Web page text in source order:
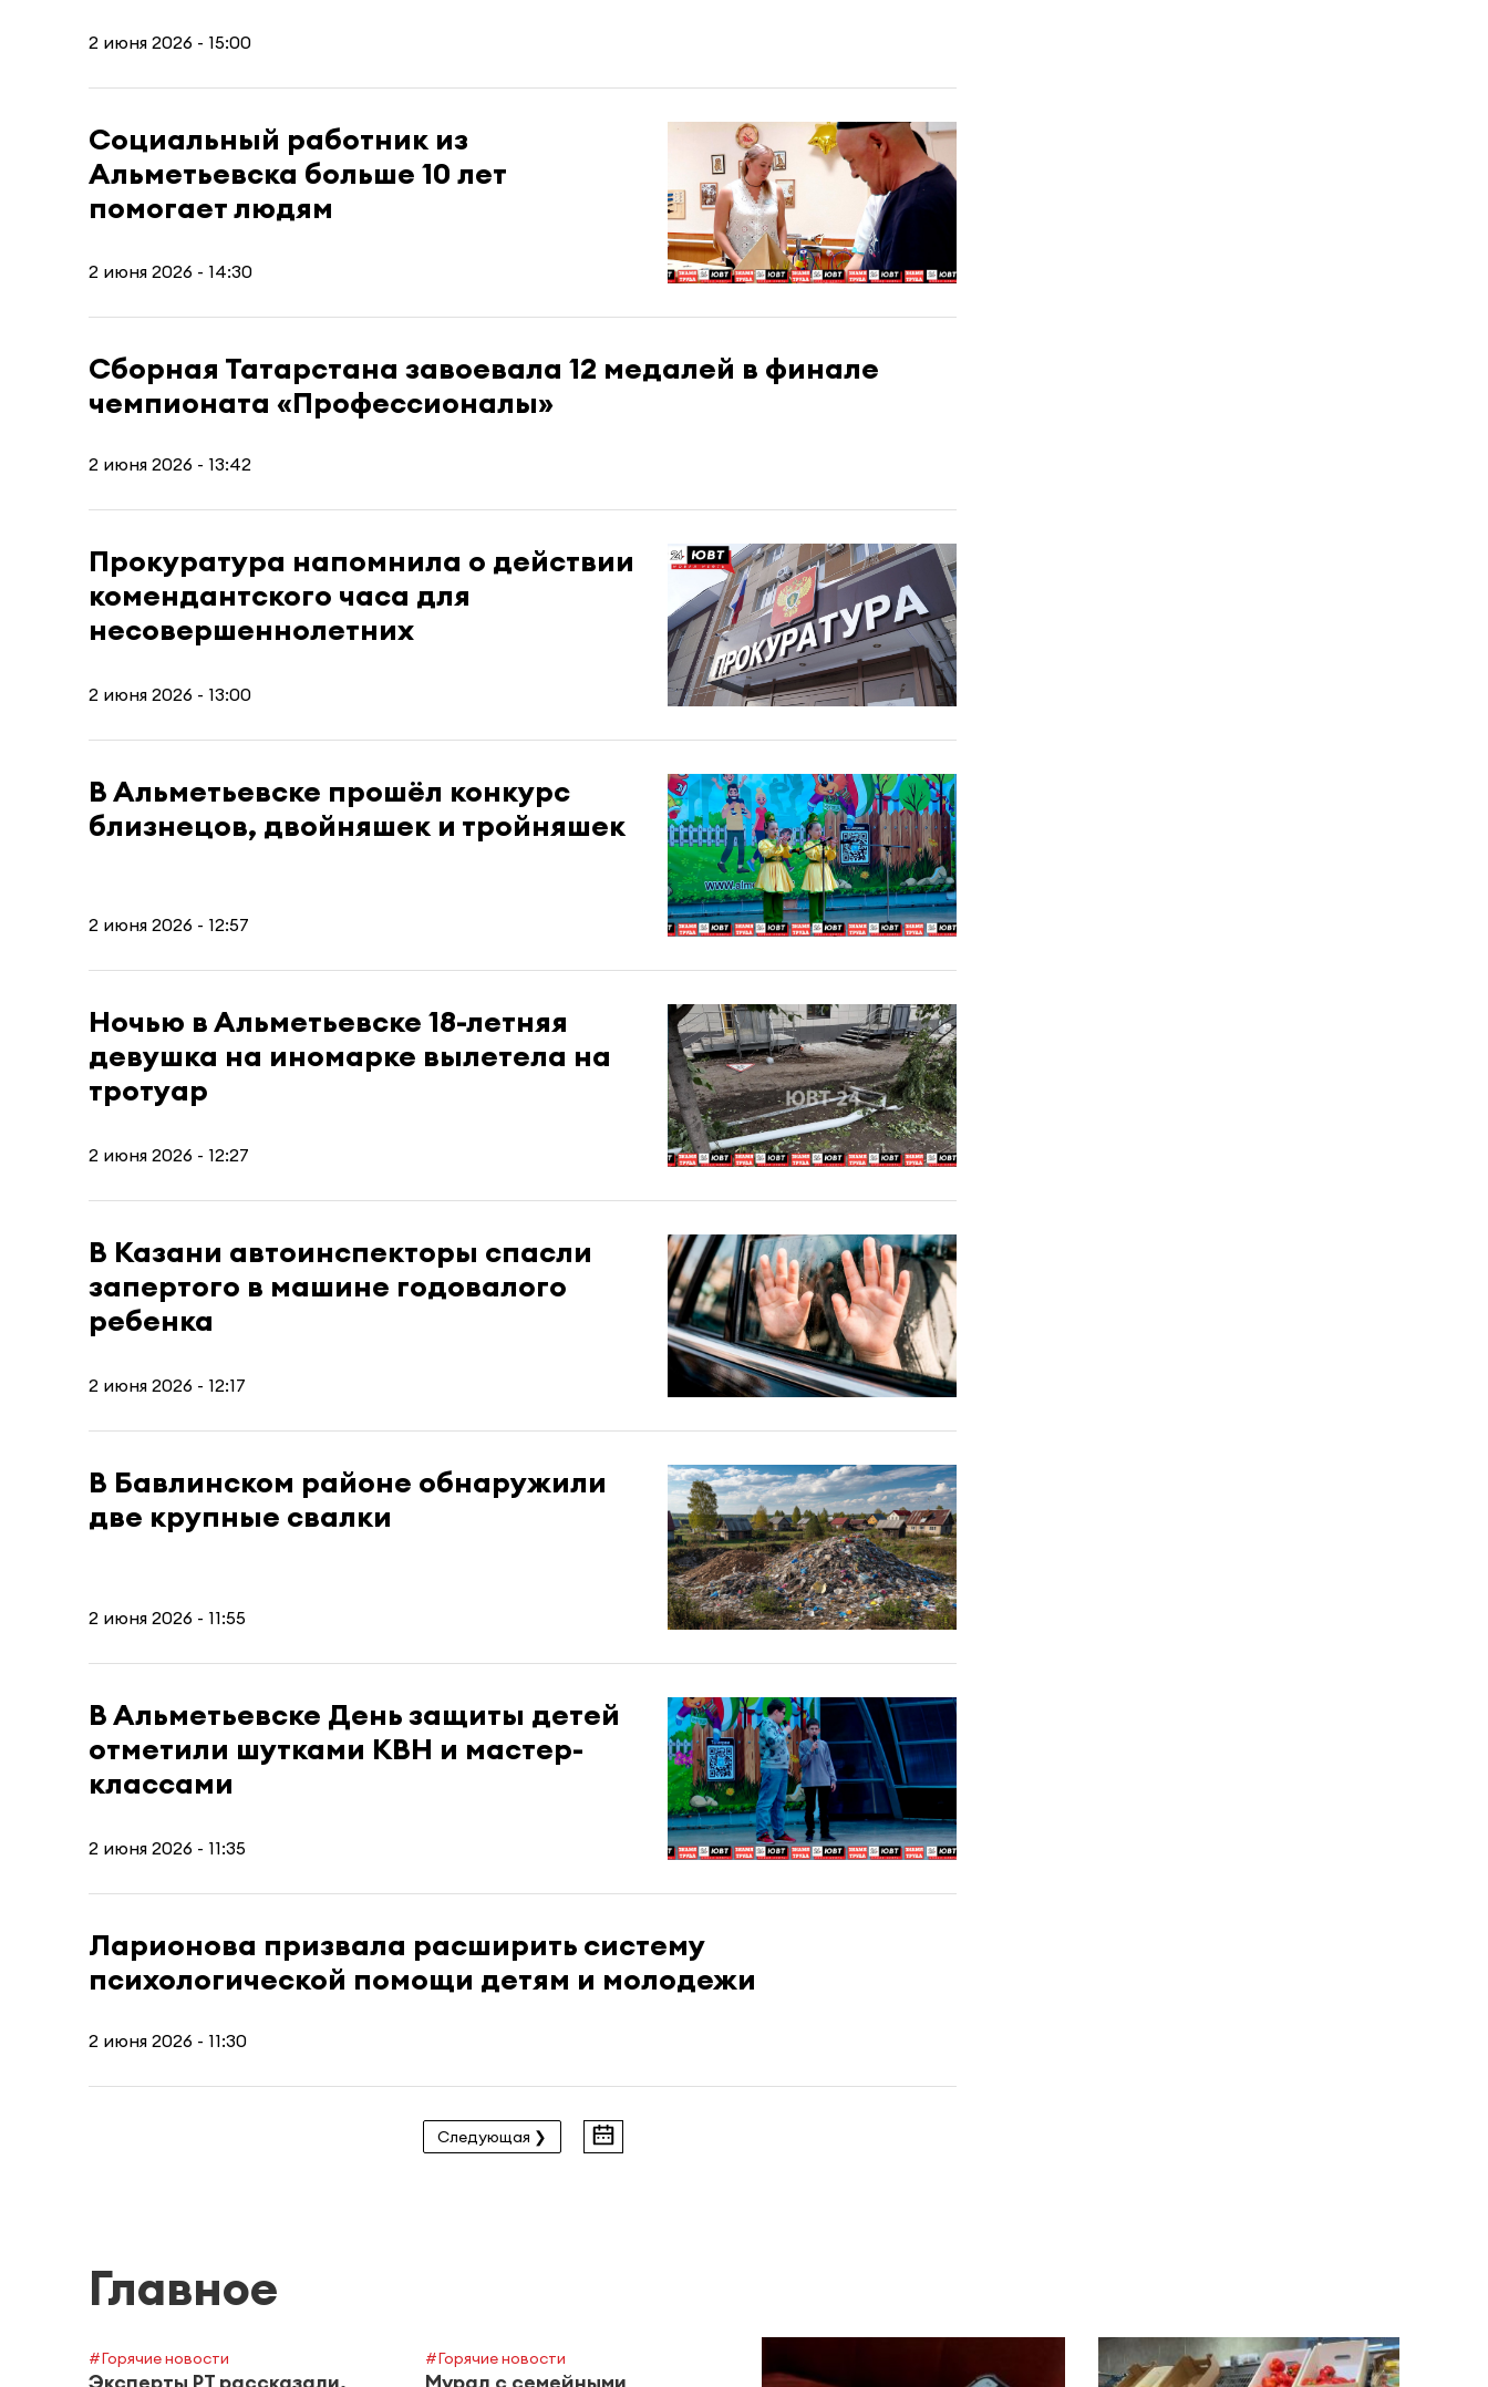
2 июня 2026 - 15:00
Социальный работник из
Альметьевска больше 10 лет
помогает людям
2 июня 2026 - 14:30
Сборная Татарстана завоевала 12 медалей в финале
чемпионата «Профессионалы»
2 июня 2026 - 13:42
Прокуратура напомнила о действии
комендантского часа для
несовершеннолетних
2 июня 2026 - 13:00
В Альметьевске прошёл конкурс
близнецов, двойняшек и тройняшек
2 июня 2026 - 12:57
Ночью в Альметьевске 18-летняя
девушка на иномарке вылетела на
тротуар
2 июня 2026 - 12:27
В Казани автоинспекторы спасли
запертого в машине годовалого
ребенка
2 июня 2026 - 12:17
В Бавлинском районе обнаружили
две крупные свалки
2 июня 2026 - 11:55
В Альметьевске День защиты детей
отметили шутками КВН и мастер-
классами
2 июня 2026 - 11:35
Ларионова призвала расширить систему
психологической помощи детям и молодежи
2 июня 2026 - 11:30
Следующая ❯
Главное
#Горячие новости #Горячие новости